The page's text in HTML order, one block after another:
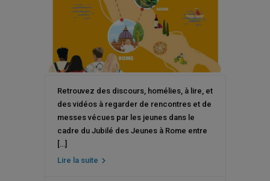
Retrouvez des discours, homélies, à lire, et
des vidéos à regarder de rencontres et de
messes vécues par les jeunes dans le
cadre du Jubilé des Jeunes à Rome entre
[…]
Lire la suite